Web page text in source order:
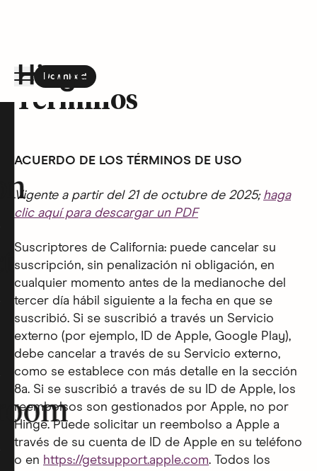
Hinge homepage
Download
the Hinge app on
Términos
ACUERDO DE LOS TÉRMINOS DE USO
Vigente a partir del 21 de octubre de 2025; haga
clic aquí para descargar un PDF
Suscriptores de California: puede cancelar su
suscripción, sin penalización ni obligación, en
cualquier momento antes de la medianoche del
tercer día hábil siguiente a la fecha en que se
suscribió. Si se suscribió a través un Servicio
externo (por ejemplo, ID de Apple, Google Play),
debe cancelar a través de su Servicio externo,
como se establece con más detalle en la sección
8a. Si se suscribió a través de su ID de Apple, los
reembolsos son gestionados por Apple, no por
Hinge. Puede solicitar un reembolso a Apple a
través de su cuenta de ID de Apple en su teléfono
o en https://getsupport.apple.com. Todos los